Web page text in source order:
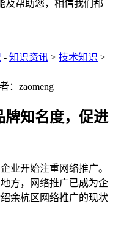
及帮助您，相信我们都
- 知识资讯 > 技术知识 >
：zaomeng
牌知名度，促进
业开始注重网络推广。
方，网络推广已成为企
余杭区网络推广的现状